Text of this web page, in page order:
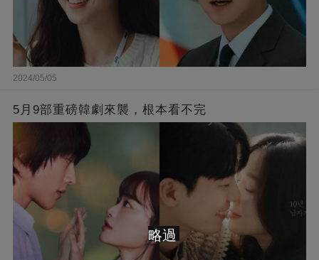
2024/05/05
5月9部重磅韓劇來襲，根本看不完
略過